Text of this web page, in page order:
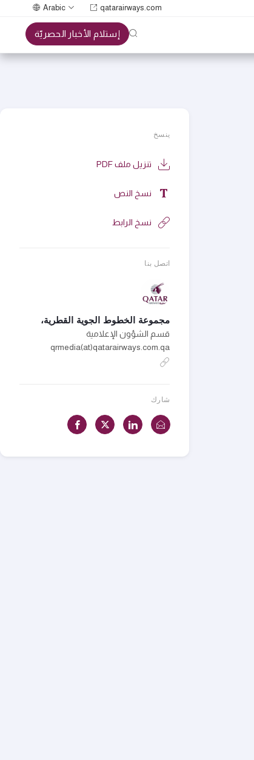
qatarairways.com
Arabic
إستلام الأخبار الحصريّة
ينسخ
تنزيل ملف PDF
نسخ النص
نسخ الرابط
اتصل بنا
مجموعة الخطوط الجوية القطرية،
قسم الشؤون الإعلامية
qrmedia(at)qatarairways.com.qa
شارك